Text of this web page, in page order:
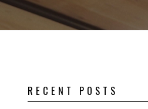
／TOPICS
集RECENT POSTS